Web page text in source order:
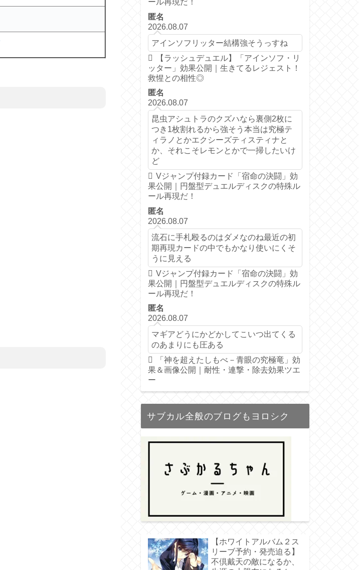
ール再現だ！
匿名
2026.08.07
アインソフリッター結構強そうっすね
【ラッシュデュエル】「アインソフ・リ
ッター」効果公開｜生きてるレジェスト！
救惺との相性◎
匿名
2026.08.07
昆虫アシュトラのクズハなら裏側2枚に
つき1枚割れるから強そう本当は究極テ
ィラノとかエクシーズティスティナと
か、それこそレモンとかで一掃したいけ
ど
Vジャンプ付録カード「宿命の決闘」効
果公開｜円盤型デュエルディスクの特殊ル
ール再現だ！
匿名
2026.08.07
流石に手札殴るのはダメなのね最近の初
期再現カードの中でもかなり使いにくそ
うに見える
Vジャンプ付録カード「宿命の決闘」効
果公開｜円盤型デュエルディスクの特殊ル
ール再現だ！
匿名
2026.08.07
マギアどうにかどかしてこいつ出てくる
のあまりにも圧ある
「神を超えたしもべ－青眼の究極竜」効
果＆画像公開｜耐性・連撃・除去効果ツエ
ー
サブカル全般のブログもヨロシク
【ホワイトアルバム２ス
リーブ予約・発売迫る】
不倶戴天の敵になるか、